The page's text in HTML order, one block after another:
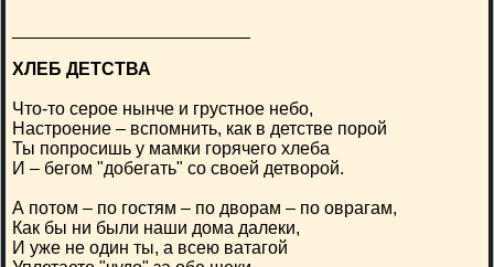
ХЛЕБ ДЕТСТВА
Что-то серое нынче и грустное небо,
Настроение – вспомнить, как в детстве порой
Ты попросишь у мамки горячего хлеба
И – бегом "добегать" со своей детворой.
А потом – по гостям – по дворам – по оврагам,
Как бы ни были наши дома далеки,
И уже не один ты, а всею ватагой